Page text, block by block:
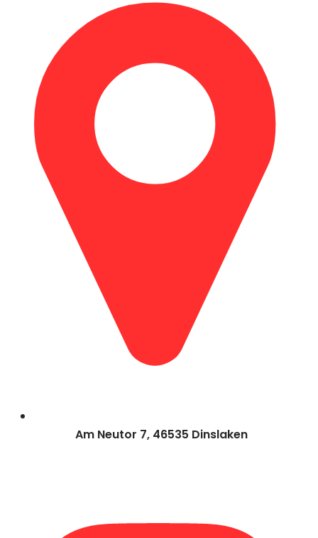
Am Neutor 7, 46535 Dinslaken